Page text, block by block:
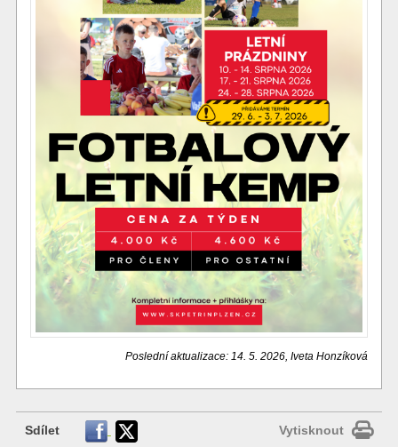
Poslední aktualizace: 14. 5. 2026, Iveta Honzíková
Sdílet Vytisknout